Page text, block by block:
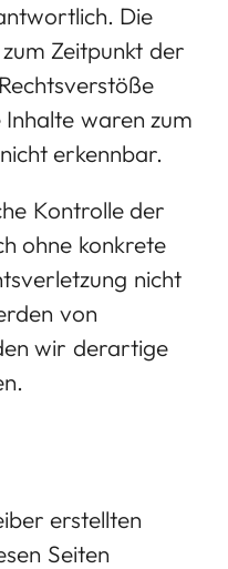
Die
Zeitpunkt der
waren zum
erkennbar.
Kontrolle der
ohne konkrete
nicht
von
wir derartige
erstellten
Seiten